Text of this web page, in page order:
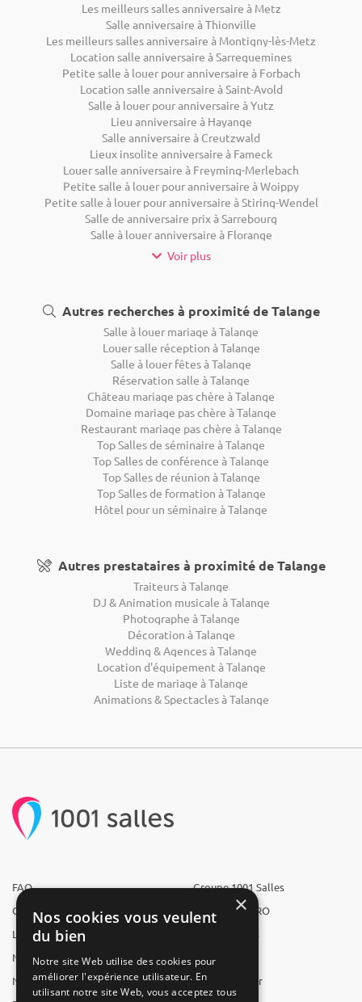
Les meilleurs salles anniversaire à Metz
Salle anniversaire à Thionville
Les meilleurs salles anniversaire à Montigny-lès-Metz
Location salle anniversaire à Sarreguemines
Petite salle à louer pour anniversaire à Forbach
Location salle anniversaire à Saint-Avold
Salle à louer pour anniversaire à Yutz
Lieu anniversaire à Hayange
Salle anniversaire à Creutzwald
Lieux insolite anniversaire à Fameck
Louer salle anniversaire à Freyming-Merlebach
Petite salle à louer pour anniversaire à Woippy
Petite salle à louer pour anniversaire à Stiring-Wendel
Salle de anniversaire prix à Sarrebourg
Salle à louer anniversaire à Florange
Voir plus
Autres recherches à proximité de Talange
Salle à louer mariage à Talange
Louer salle réception à Talange
Salle à louer fêtes à Talange
Réservation salle à Talange
Château mariage pas chère à Talange
Domaine mariage pas chère à Talange
Restaurant mariage pas chère à Talange
Top Salles de séminaire à Talange
Top Salles de conférence à Talange
Top Salles de réunion à Talange
Top Salles de formation à Talange
Hôtel pour un séminaire à Talange
Autres prestataires à proximité de Talange
Traiteurs à Talange
DJ & Animation musicale à Talange
Photographe à Talange
Décoration à Talange
Wedding & Agences à Talange
Location d'équipement à Talange
Liste de mariage à Talange
Animations & Spectacles à Talange
FAQ
Qui sommes-nous ?
L'équipe
Nous recrutons
Nos partenaires
Groupe 1001 Salles
1001 Salles PRO
1001 Traiteurs
1001 Artistes
Reserverunbar
×
Nos cookies vous veulent
du bien
Notre site Web utilise des cookies pour
améliorer l'expérience utilisateur. En
utilisant notre site Web, vous acceptez tous